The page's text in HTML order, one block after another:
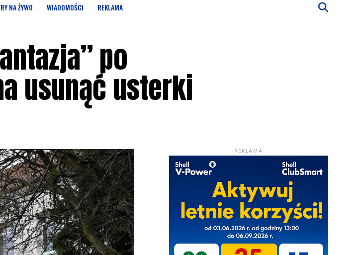
NA ŻYWO WIADOMOŚCI REKLAMA
po
usunąć usterki
REKLAMA